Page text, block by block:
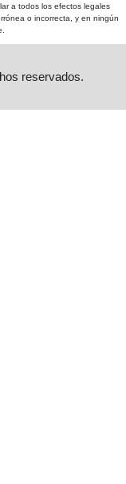
a todos los efectos legales
o incorrecta, y en ningún
reservados.